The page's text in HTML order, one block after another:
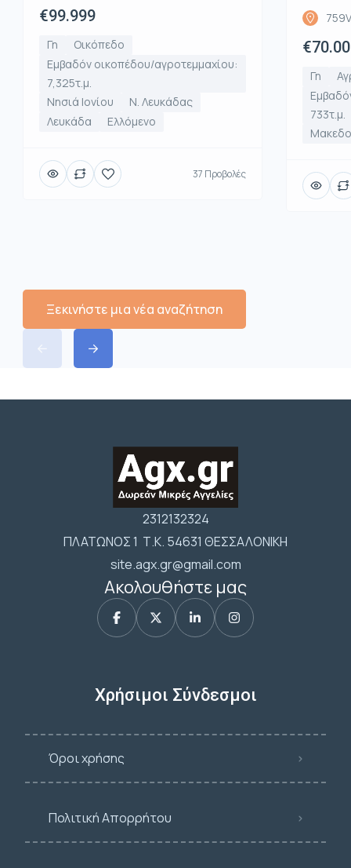
€99.999
Γη
Οικόπεδο
Εμβαδόν οικοπέδου/αγροτεμμαχίου:
7,325τ.μ.
Νησιά Ιονίου
Ν. Λευκάδας
Λευκάδα
Ελλόμενο
37 Προβολές
Γη
733τ.μ.
Ξεκινήστε μια νέα αναζήτηση
2312132324
ΠΛΑΤΩΝΟΣ 1 Τ.Κ. 54631 ΘΕΣΣΑΛΟΝΙΚΗ
site.agx.gr@gmail.com
Ακολουθήστε μας
Χρήσιμοι Σύνδεσμοι
Όροι χρήσης
Πολιτική Απορρήτου